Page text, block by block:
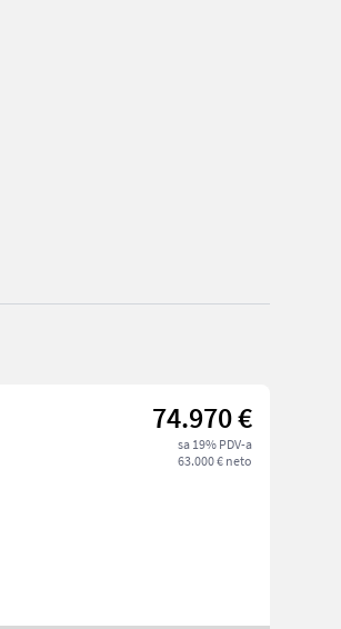
74.970 €
sa 19% PDV-a
63.000 € neto